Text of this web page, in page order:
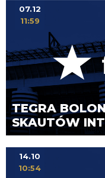
TEGRA
SKAUTÓW
07.12
11:59
14.10
10:54